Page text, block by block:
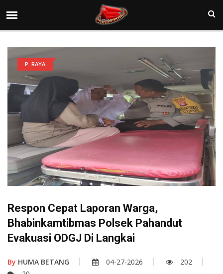
P. RAYA
Respon Cepat Laporan Warga,
Bhabinkamtibmas Polsek Pahandut
Evakuasi ODGJ Di Langkai
By HUMA BETANG 04-27-2026
202